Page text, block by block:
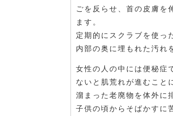
ごを反らせ、首の皮膚を
ます。
定期的にスクラブを使っ
内部の奥に埋もれた汚れ
女性の人の中には便秘症
ないと肌荒れが進むこと
溜まった老廃物を体外に
子供の頃からそばかすに